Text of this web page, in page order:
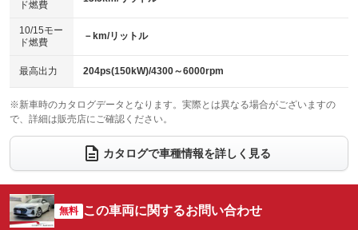
電動格納ミラー
：装備あり
パワーシート
ベンチシート
：装備なし
チップアップシート
：装備なし オットマン
：装備なし
：装備なし ：装備あり
ウォークスルー
：装備なし
電動リアゲート フロントカメラ
：装備あり
：装備なし ：装備あり
サイドカメラ
：装備あり ルーフレール
：装備あり
ド燃費
10/15モー
ド燃費
－km/リットル
最高出力 204ps(150kW)/4300～6000rpm
※新車時のカタログデータとなります。実際とは異なる場合がございますの
で、詳細は販売店にご確認ください。
カタログで車種情報を詳しく見る
無料 この車両に関するお問い合わせ